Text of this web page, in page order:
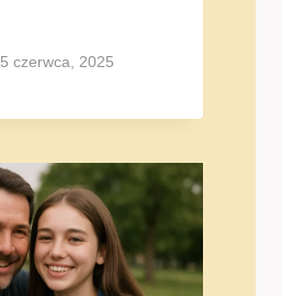
5 czerwca, 2025